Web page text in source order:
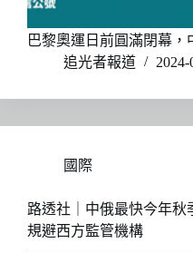
巴黎奧運日前圓滿閉幕
追光者報道
2024-
國際
路透社｜中俄最快今年秋
規避西方監管機構